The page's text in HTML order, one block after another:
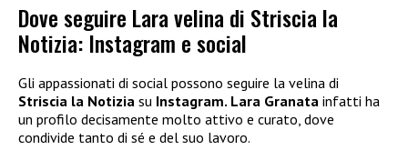
Dove seguire Lara velina di Striscia la
Notizia: Instagram e social
Gli appassionati di social possono seguire la velina di
Striscia la Notizia su Instagram. Lara Granata infatti ha
un profilo decisamente molto attivo e curato, dove
condivide tanto di sé e del suo lavoro.